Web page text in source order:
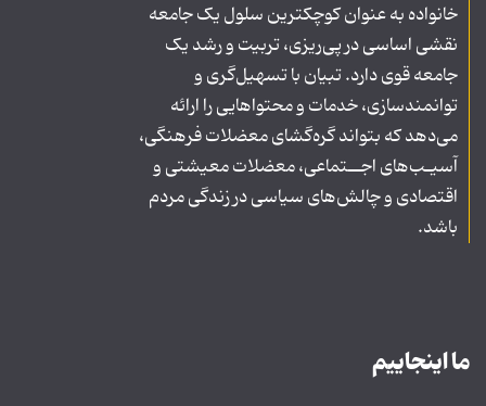
خانواده به عنوان کوچکترین سلول یک جامعه
نقشی اساسی در پی‌ریزی، تربیت و رشد یک
جامعه قوی دارد. تبیان با تسهیل‌گری و
توانمندسازی، خدمات و محتواهایی را ارائه
می‌دهد که بتواند گره‌گشای معضلات فرهنگی،
آسیـب‌های اجــتماعی، معضلات معیشتی و
اقتصادی و چالش‌های سیاسی در زندگی مردم
باشد.
ما اینجاییم